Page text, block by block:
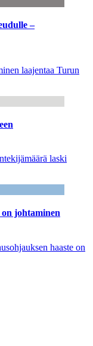
–
laajentaa Turun
laski
johtaminen
haaste on